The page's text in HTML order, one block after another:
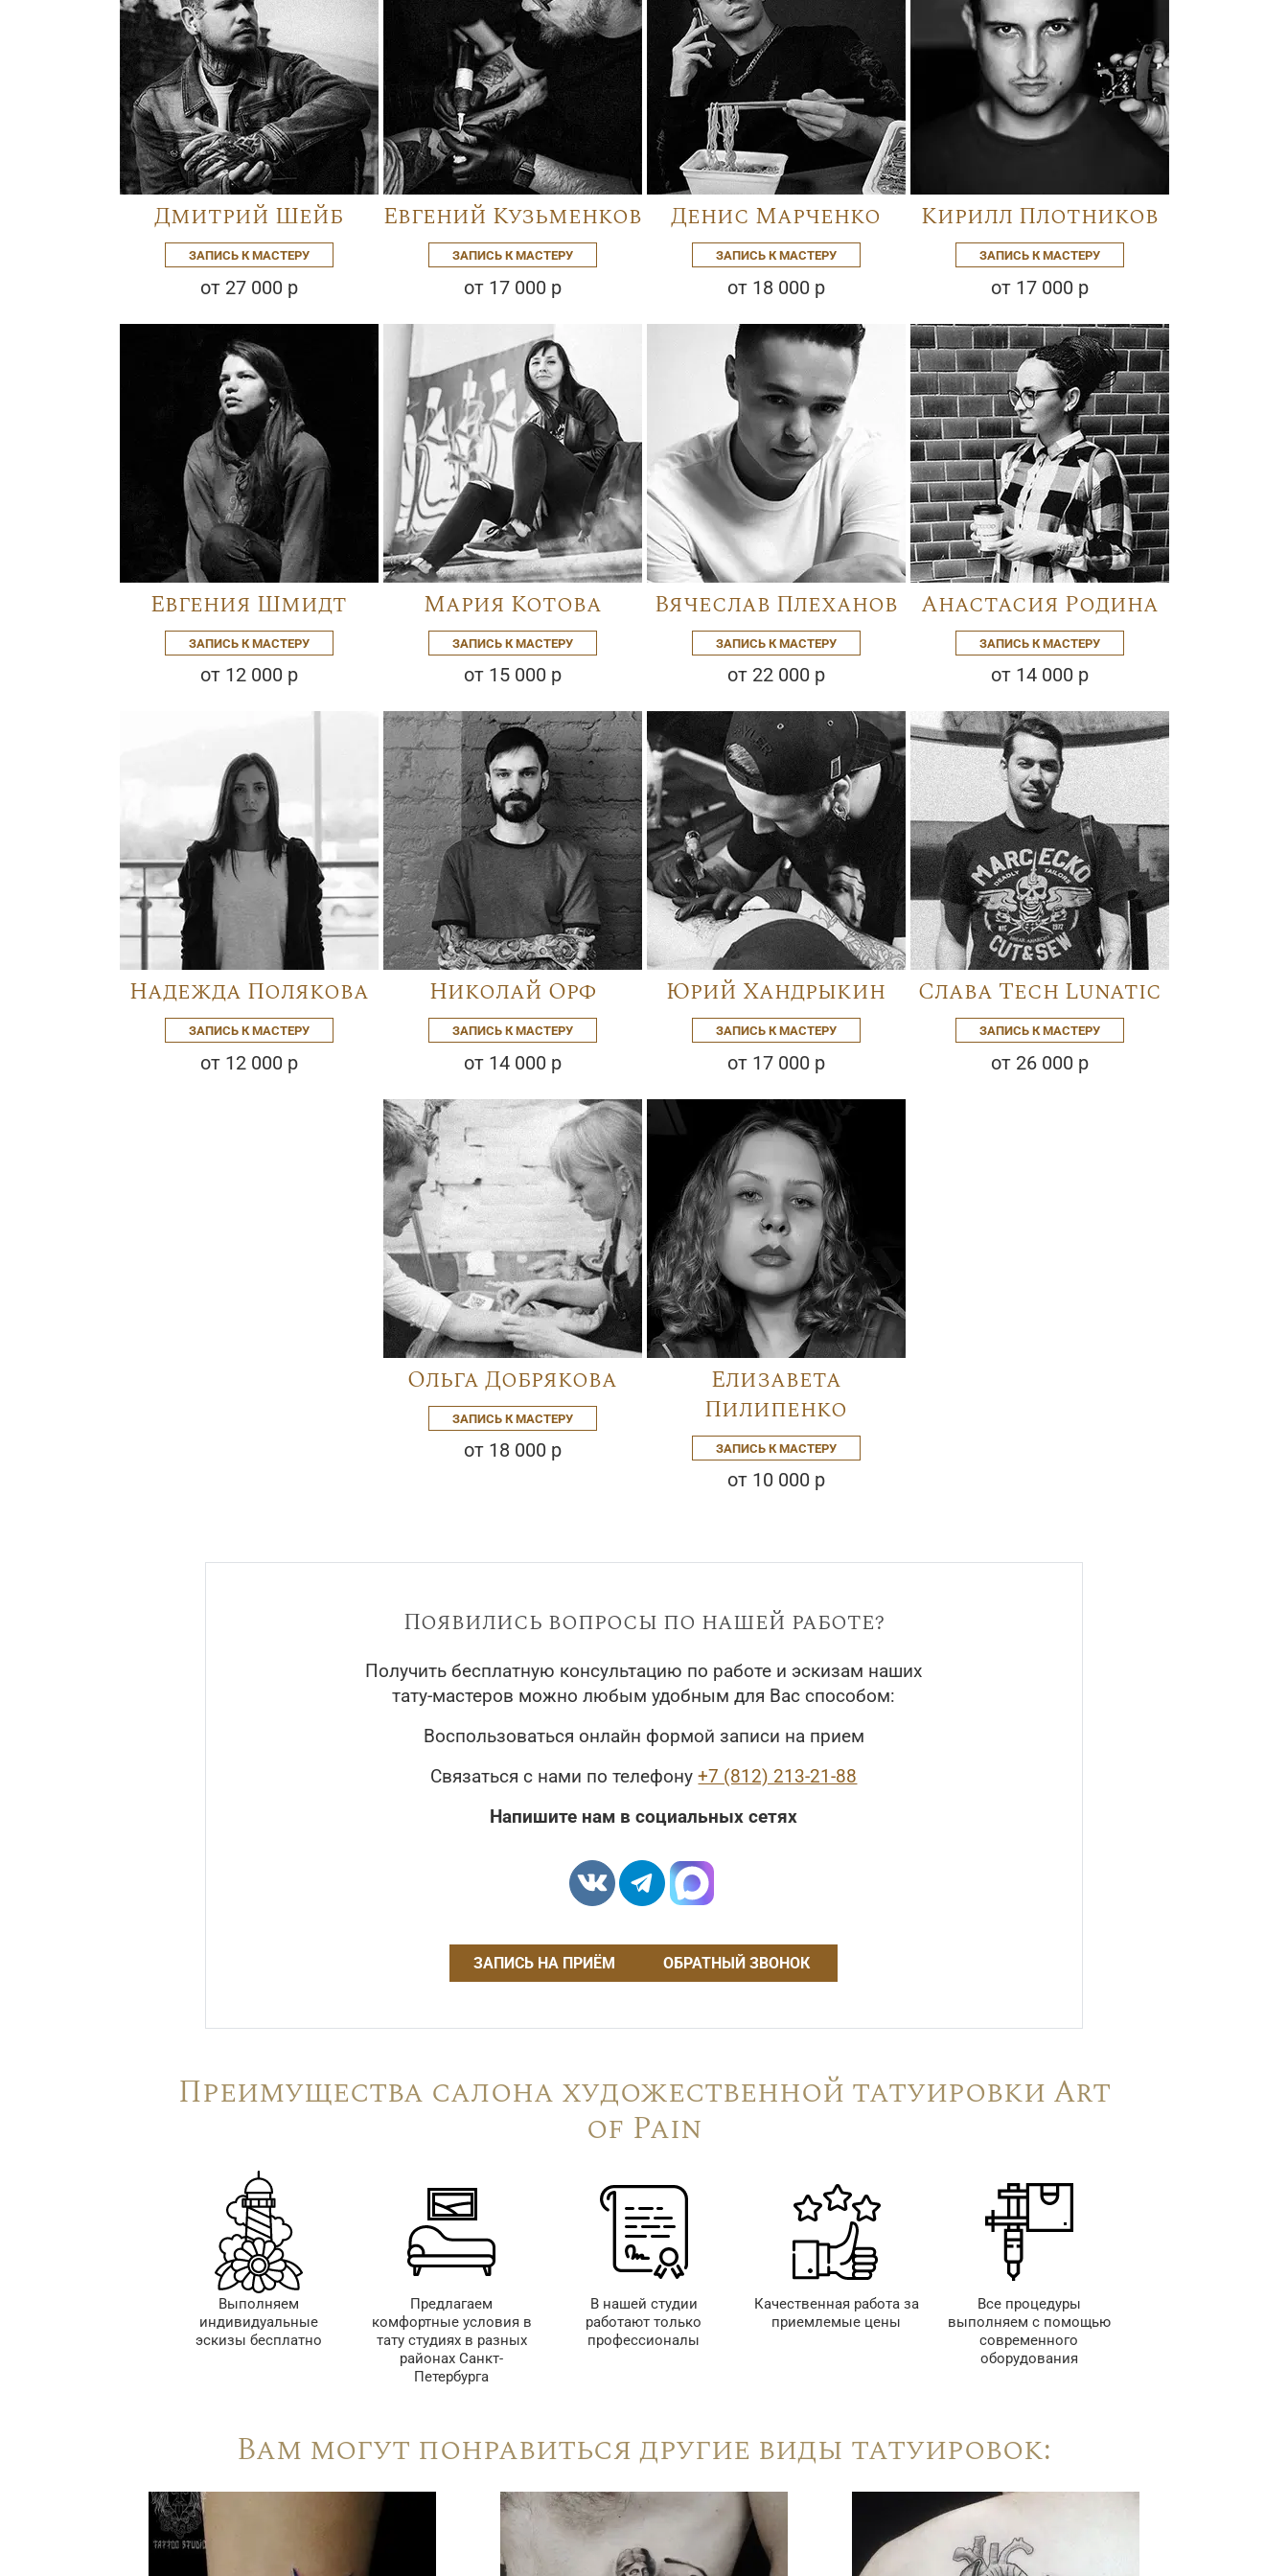
Дмитрий Шейб
ЗАПИСЬ К МАСТЕРУ
от 27 000 р
Евгений Кузьменков
ЗАПИСЬ К МАСТЕРУ
от 17 000 р
Денис Марченко
ЗАПИСЬ К МАСТЕРУ
от 18 000 р
Кирилл Плотников
ЗАПИСЬ К МАСТЕРУ
от 17 000 р
Евгения Шмидт
ЗАПИСЬ К МАСТЕРУ
от 12 000 р
Мария Котова
ЗАПИСЬ К МАСТЕРУ
от 15 000 р
Вячеслав Плеханов
ЗАПИСЬ К МАСТЕРУ
от 22 000 р
Анастасия Родина
ЗАПИСЬ К МАСТЕРУ
от 14 000 р
Надежда Полякова
ЗАПИСЬ К МАСТЕРУ
от 12 000 р
Николай Орф
ЗАПИСЬ К МАСТЕРУ
от 14 000 р
Юрий Хандрыкин
ЗАПИСЬ К МАСТЕРУ
от 17 000 р
Слава Tech Lunatic
ЗАПИСЬ К МАСТЕРУ
от 26 000 р
Ольга Добрякова
ЗАПИСЬ К МАСТЕРУ
от 18 000 р
Елизавета
Пилипенко
ЗАПИСЬ К МАСТЕРУ
от 10 000 р
Появились вопросы по нашей работе?
Получить бесплатную консультацию по работе и эскизам наших
тату-мастеров можно любым удобным для Вас способом:
Воспользоваться онлайн формой записи на прием
Связаться с нами по телефону+7 (812) 213-21-88
Напишите нам в социальных сетях
ЗАПИСЬ НА ПРИЁМ ОБРАТНЫЙ ЗВОНОК
Преимущества салона художественной татуировки Art
of Pain
Выполняем
индивидуальные
эскизы бесплатно
Предлагаем
комфортные условия в
тату студиях в разных
районах Санкт-
Петербурга
В нашей студии
работают только
профессионалы
Качественная работа за
приемлемые цены
Все процедуры
выполняем с помощью
современного
оборудования
Вам могут понравиться другие виды татуировок: